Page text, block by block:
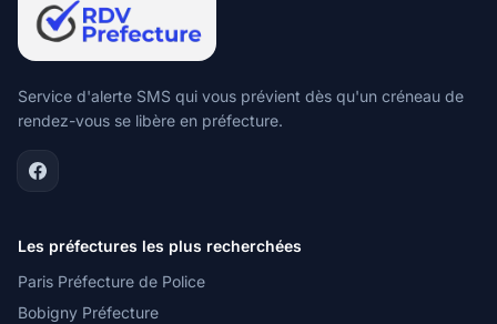
Service d'alerte SMS qui vous prévient dès qu'un créneau de
rendez-vous se libère en préfecture.
Les préfectures les plus recherchées
Paris Préfecture de Police
Bobigny Préfecture